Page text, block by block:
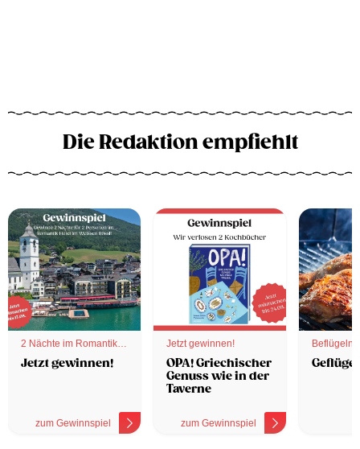
Die Redaktion empfiehlt
2 Nächte im Romantik
Hotel
Jetzt gewinnen!
zum Gewinnspiel
Jetzt gewinnen!
OPA! Griechischer
Genuss wie in der
Taverne
zum Gewinnspiel